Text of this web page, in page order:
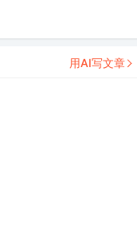
用AI写文章